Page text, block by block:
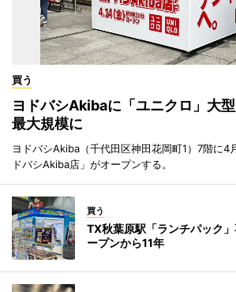
買う
ヨドバシAkibaに「ユニクロ」大
最大規模に
ヨドバシAkiba（千代田区神田花岡町1）7階に4
ドバシAkiba店」がオープンする。
買う
TX秋葉原駅「ランチパック
ープンから11年